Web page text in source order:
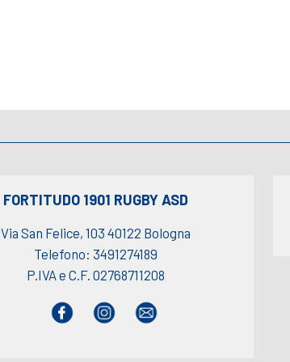
FORTITUDO 1901 RUGBY ASD
Via San Felice, 103 40122 Bologna
Telefono: 3491274189
P.IVA e C.F. 02768711208